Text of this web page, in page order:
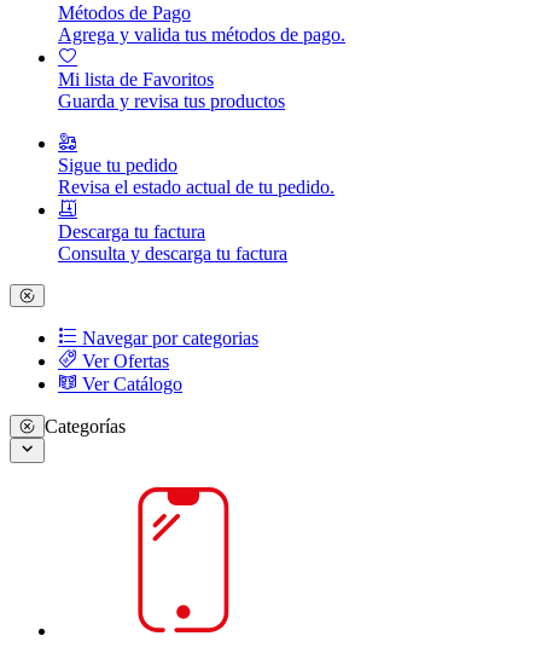
Métodos de Pago
Agrega y valida tus métodos de pago.
Mi lista de Favoritos
Guarda y revisa tus productos
Sigue tu pedido
Revisa el estado actual de tu pedido.
Descarga tu factura
Consulta y descarga tu factura
Navegar por categorias
Ver Ofertas
Ver Catálogo
Categorías